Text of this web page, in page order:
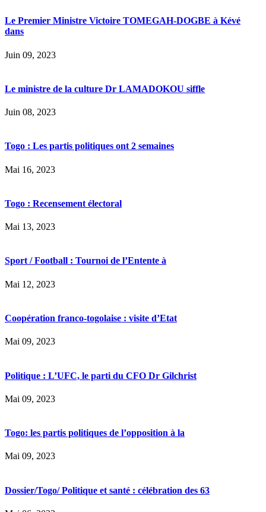
Le Premier Ministre Victoire TOMEGAH-DOGBE à Kévé
dans
Juin 09, 2023
Le ministre de la culture Dr LAMADOKOU siffle
Juin 08, 2023
Togo : Les partis politiques ont 2 semaines
Mai 16, 2023
Togo : Recensement électoral
Mai 13, 2023
Sport / Football : Tournoi de l’Entente à
Mai 12, 2023
Coopération franco-togolaise : visite d’Etat
Mai 09, 2023
Politique : L’UFC, le parti du CFO Dr Gilchrist
Mai 09, 2023
Togo: les partis politiques de l’opposition à la
Mai 09, 2023
Dossier/Togo/ Politique et santé : célébration des 63